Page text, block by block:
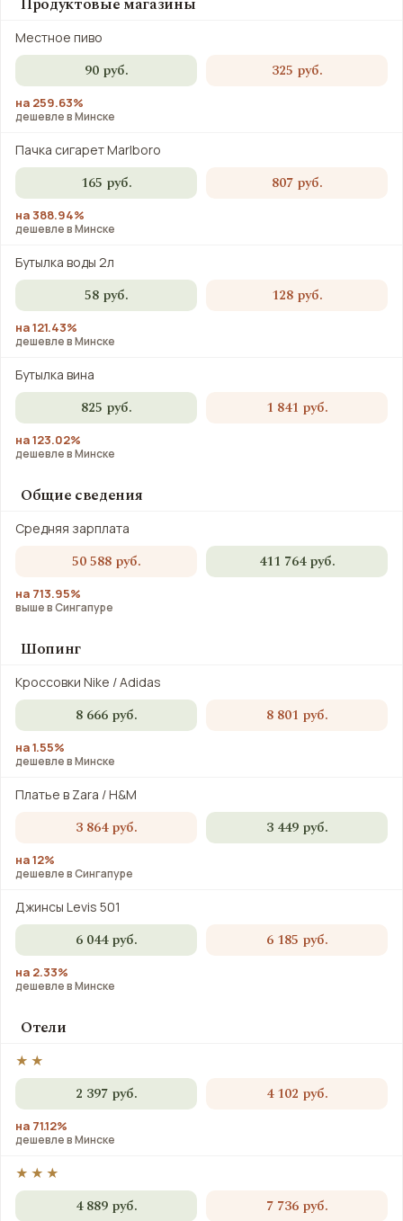
Местное пиво
90 руб. 325 руб.
на 259.63%
дешевле в Минске
Пачка сигарет Marlboro
165 руб. 807 руб.
на 388.94%
дешевле в Минске
Бутылка воды 2л
58 руб. 128 руб.
на 121.43%
дешевле в Минске
Бутылка вина
825 руб. 1 841 руб.
на 123.02%
дешевле в Минске
Общие сведения
Средняя зарплата
50 588 руб. 411 764 руб.
на 713.95%
выше в Сингапуре
Шопинг
Кроссовки Nike / Adidas
8 666 руб. 8 801 руб.
на 1.55%
дешевле в Минске
Платье в Zara / H&M
3 864 руб. 3 449 руб.
на 12%
дешевле в Сингапуре
Джинсы Levis 501
6 044 руб. 6 185 руб.
на 2.33%
дешевле в Минске
Отели
★★
2 397 руб. 4 102 руб.
на 71.12%
дешевле в Минске
★★★
4 889 руб. 7 736 руб.